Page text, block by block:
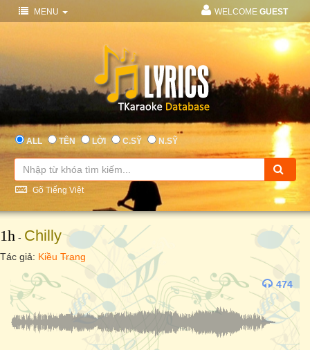
MENU WELCOME GUEST
ALL TÊN LỜI C.SỸ N.SỸ
Gõ Tiếng Việt
1h - Chilly
Tác giả: Kiều Trang
474